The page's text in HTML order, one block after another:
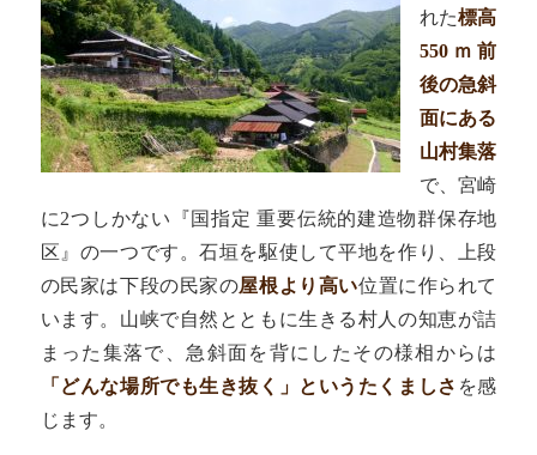
れた標高
550ｍ前
後の急斜
面にある
山村集落
で、宮崎
に2つしかない『国指定 重要伝統的建造物群保存地
区』の一つです。石垣を駆使して平地を作り、上段
の民家は下段の民家の屋根より高い位置に作られて
います。山峡で自然とともに生きる村人の知恵が詰
まった集落で、急斜面を背にしたその様相からは
「どんな場所でも生き抜く」というたくましさ を感
じます。